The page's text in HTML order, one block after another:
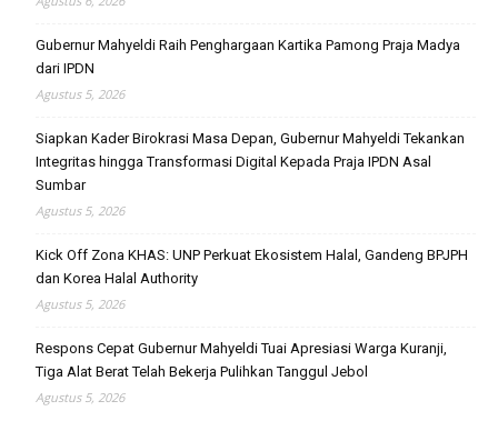
Gubernur Mahyeldi Raih Penghargaan Kartika Pamong Praja Madya
dari IPDN
Agustus 5, 2026
Siapkan Kader Birokrasi Masa Depan, Gubernur Mahyeldi Tekankan
Integritas hingga Transformasi Digital Kepada Praja IPDN Asal
Sumbar
Agustus 5, 2026
Kick Off Zona KHAS: UNP Perkuat Ekosistem Halal, Gandeng BPJPH
dan Korea Halal Authority
Agustus 5, 2026
Respons Cepat Gubernur Mahyeldi Tuai Apresiasi Warga Kuranji,
Tiga Alat Berat Telah Bekerja Pulihkan Tanggul Jebol
Agustus 5, 2026